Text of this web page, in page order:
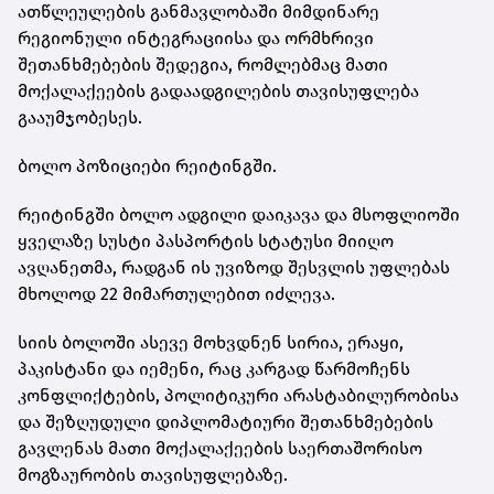
ათწლეულების განმავლობაში მიმდინარე
რეგიონული ინტეგრაციისა და ორმხრივი
შეთანხმებების შედეგია, რომლებმაც მათი
მოქალაქეების გადაადგილების თავისუფლება
გააუმჯობესეს.
ბოლო პოზიციები რეიტინგში.
რეიტინგში ბოლო ადგილი დაიკავა და მსოფლიოში
ყველაზე სუსტი პასპორტის სტატუსი მიიღო
ავღანეთმა, რადგან ის უვიზოდ შესვლის უფლებას
მხოლოდ 22 მიმართულებით იძლევა.
სიის ბოლოში ასევე მოხვდნენ სირია, ერაყი,
პაკისტანი და იემენი, რაც კარგად წარმოჩენს
კონფლიქტების, პოლიტიკური არასტაბილურობისა
და შეზღუდული დიპლომატიური შეთანხმებების
გავლენას მათი მოქალაქეების საერთაშორისო
მოგზაურობის თავისუფლებაზე.